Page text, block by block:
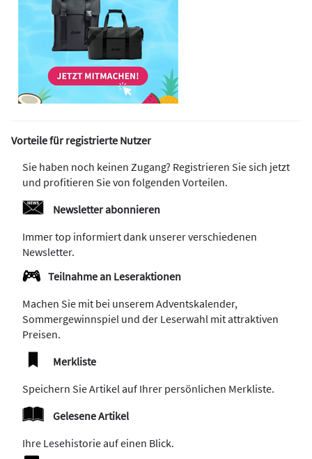
Vorteile für registrierte Nutzer
Sie haben noch keinen Zugang? Registrieren Sie sich jetzt
und profitieren Sie von folgenden Vorteilen.
Newsletter abonnieren
Immer top informiert dank unserer verschiedenen
Newsletter.
Teilnahme an Leseraktionen
Machen Sie mit bei unserem Adventskalender,
Sommergewinnspiel und der Leserwahl mit attraktiven
Preisen.
Merkliste
Speichern Sie Artikel auf Ihrer persönlichen Merkliste.
Gelesene Artikel
Ihre Lesehistorie auf einen Blick.